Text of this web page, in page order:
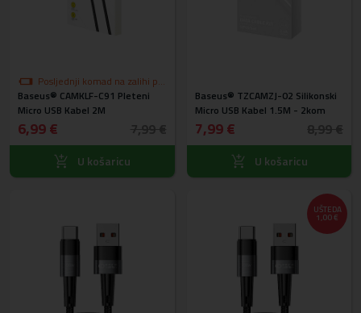
Posljednji komad na zalihi po
akcijskoj cijeni
Baseus® CAMKLF-C91 Pleteni
Micro USB Kabel 2M
6,99 €
U košaricu
Baseus® TZCAMZJ-02 Silikonski
Micro USB Kabel 1.5M - 2kom
7,99 €
U košaricu
UŠTEDA
1,00 €